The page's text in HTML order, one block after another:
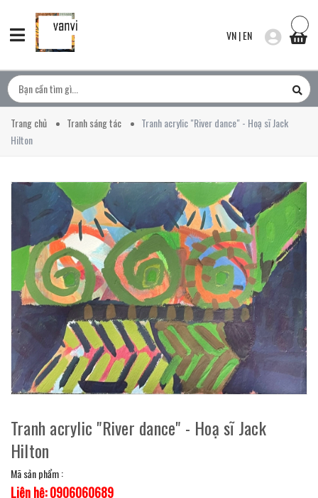
VN|EN
Trang chủ Tranh sáng tác
Tranh acrylic "River dance" - Hoạ sĩ Jack
Hilton
Tranh acrylic "River dance" - Hoạ sĩ Jack
Hilton
Mã sản phẩm :
Liên hệ: 0906060689